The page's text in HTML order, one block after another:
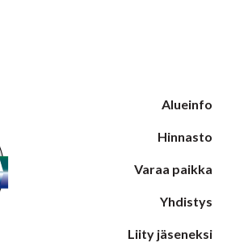
Alueinfo
Hinnasto
Varaa paikka
Yhdistys
Liity jäseneksi